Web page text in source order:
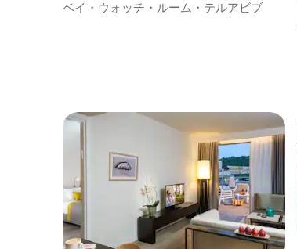
室
ベイ・ウォッチ・ルーム・テルアビブ